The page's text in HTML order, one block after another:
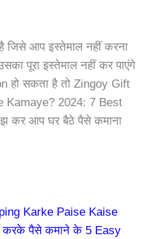
आप इस्तेमाल नहीं करना
पूरा इस्तेमाल नहीं कर पाएंगे
हो सकता है तो Zingoy Gift
Kamaye? 2024: 7 Best
कर आप घर बैठे पैसे कमाना
Karke Paise Kaise
करके पैसे कमाने के 5 Easy